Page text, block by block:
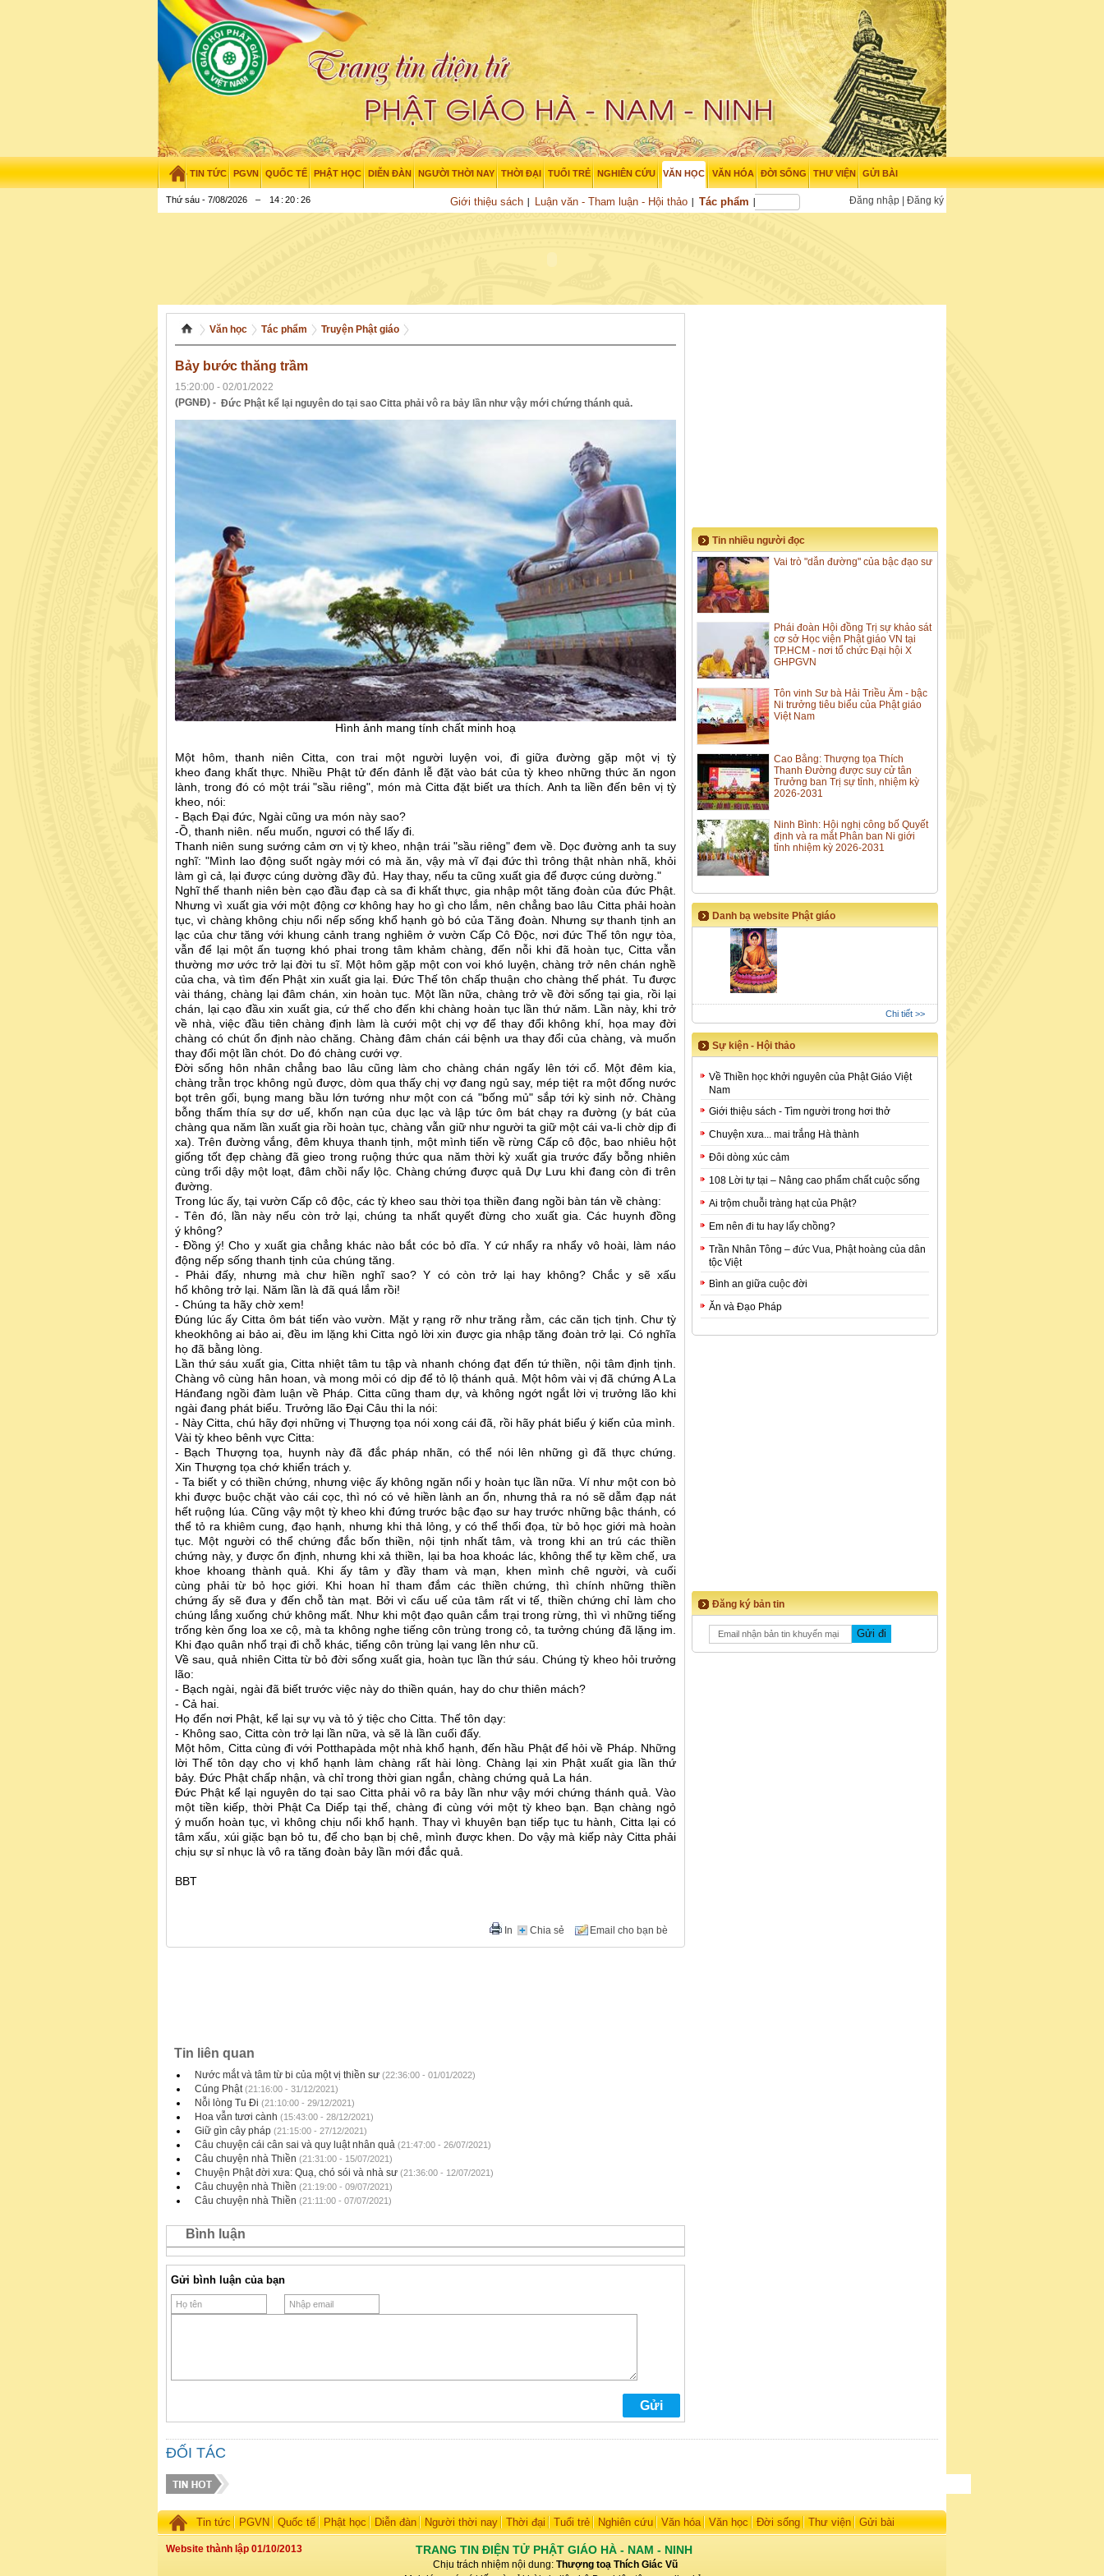
TIN TỨC PGVN QUỐC TẾ PHẬT HỌC DIỄN ĐÀN NGƯỜI THỜI NAY THỜI ĐẠI TUỔI TRẺ NGHIÊN CỨU VĂN HỌC
Giới thiệu sách Luận văn - Tham luận - Hội thảo Tác phẩm
VĂN HÓA ĐỜI SỐNG THƯ VIỆN GỬI BÀI
Thứ sáu - 7/08/2026 – 14 : 20 : 27 Đăng nhập Đăng ký
Văn học Tác phẩm Truyện Phật giáo
Bảy bước thăng trầm
15:20:00 - 02/01/2022
(PGNĐ) - Đức Phật kể lại nguyên do tại sao Citta phải vô ra bảy lần như vậy mới chứng thánh quả.
Hình ảnh mang tính chất minh hoạ
Một hôm, thanh niên Citta, con trai một người luyện voi, đi giữa đường gặp một vị tỳ
kheo đang khất thực. Nhiều Phật tử đến đảnh lễ đặt vào bát của tỳ kheo những thức ăn ngon
lành, trong đó có một trái "sầu riêng", món mà Citta đặt biết ưa thích. Anh ta liền đến bên vị tỳ
kheo, nói:
- Bạch Đại đức, Ngài cũng ưa món này sao?
-Ồ, thanh niên. nếu muốn, ngươi có thể lấy đi.
Thanh niên sung sướng cảm ơn vị tỳ kheo, nhận trái "sầu riêng" đem về. Dọc đường anh ta suy
nghĩ: "Mình lao động suốt ngày mới có mà ăn, vậy mà vĩ đại đức thì trông thật nhàn nhã, khỏi
làm gì cả, lại được cúng dường đầy đủ. Hay thay, nếu ta cũng xuất gia để được cúng dường."
Nghĩ thế thanh niên bèn cạo đầu đạp cà sa đi khất thực, gia nhập một tăng đoàn của đức Phật.
Nhưng vì xuất gia với một động cơ không hay ho gì cho lắm, nên chẳng bao lâu Citta phải hoàn
tục, vì chàng không chịu nổi nếp sống khổ hạnh gò bó của Tăng đoàn. Nhưng sự thanh tịnh an
lạc của chư tăng với khung cảnh trang nghiêm ở vườn Cấp Cô Độc, nơi đức Thế tôn ngự tòa,
vẫn để lại một ấn tuợng khó phai trong tâm khảm chàng, đến nỗi khi đã hoàn tục, Citta vẫn
thường mơ ước trở lại đời tu sĩ. Một hôm gặp một con voi khó luyện, chàng trở nên chán nghề
của cha, và tìm đến Phật xin xuất gia lại. Đức Thế tôn chấp thuận cho chàng thế phát. Tu được
vài tháng, chàng lại đâm chán, xin hoàn tục. Một lần nữa, chàng trở về đời sống tại gia, rồi lại
chán, lại cạo đầu xin xuất gia, cứ thế cho đến khi chàng hoàn tục lần thứ năm. Lần này, khi trở
về nhà, việc đầu tiên chàng định làm là cưới một chị vợ để thay đổi không khí, họa may đời
chàng có chút ổn định nào chăng. Chàng đâm chán cái bệnh ưa thay đổi của chàng, và muốn
thay đổi một lần chót. Do đó chàng cưới vợ.
Đời sống hôn nhân chẳng bao lâu cũng làm cho chàng chán ngấy lên tới cổ. Một đêm kia,
chàng trằn trọc không ngủ được, dòm qua thấy chị vợ đang ngủ say, mép tiệt ra một đống nước
bọt trên gối, bụng mang bầu lớn tướng như một con cá "bống mủ" sắp tới kỳ sinh nở. Chàng
bỗng thấm thía sự dơ uế, khốn nạn của dục lạc và lập tức ôm bát chạy ra đường (y bát của
chàng qua năm lần xuất gia rồi hoàn tục, chàng vẫn giữ như người ta giữ một cái va-li chờ dịp đi
xa). Trên đường vắng, đêm khuya thanh tịnh, một mình tiến về rừng Cấp cô độc, bao nhiêu hột
giống tốt đẹp chàng đã gieo trong ruộng thức qua năm thời kỳ xuất gia trước đấy bỗng nhiên
cùng trổi dậy một loạt, đâm chồi nẩy lộc. Chàng chứng được quả Dự Lưu khi đang còn đi trên
đường.
Trong lúc ấy, tại vườn Cấp cô độc, các tỳ kheo sau thời tọa thiền đang ngồi bàn tán về chàng:
- Tên đó, lần này nếu còn trở lại, chúng ta nhất quyết đừng cho xuất gia. Các huynh đồng
ý không?
- Đồng ý! Cho y xuất gia chẳng khác nào bắt cóc bỏ dĩa. Y cứ nhẩy ra nhẩy vô hoài, làm náo
động nếp sống thanh tịnh của chúng tăng.
- Phải đấy, nhưng mà chư hiền nghĩ sao? Y có còn trở lại hay không? Chắc y sẽ xấu
hổ không trở lại. Năm lần là đã quá lắm rồi!
- Chúng ta hãy chờ xem!
Đúng lúc ấy Citta ôm bát tiến vào vườn. Mặt y rạng rỡ như trăng rằm, các căn tịch tịnh. Chư tỳ
kheokhông ai bảo ai, đều im lặng khi Citta ngỏ lời xin được gia nhập tăng đoàn trở lại. Có nghĩa
họ đã bằng lòng.
Lần thứ sáu xuất gia, Citta nhiệt tâm tu tập và nhanh chóng đạt đến tứ thiền, nội tâm định tịnh.
Chàng vô cùng hân hoan, và mong mỏi có dịp để tỏ lộ thánh quả. Một hôm vài vị đã chứng A La
Hánđang ngồi đàm luận về Pháp. Citta cũng tham dự, và không ngớt ngắt lời vị trưởng lão khi
ngài đang phát biểu. Trưởng lão Đại Câu thi la nói:
- Này Citta, chú hãy đợi những vị Thượng tọa nói xong cái đã, rồi hãy phát biểu ý kiến của mình.
Vài tỳ kheo bênh vực Citta:
- Bạch Thượng tọa, huynh này đã đắc pháp nhãn, có thể nói lên những gì đã thực chứng.
Xin Thượng tọa chớ khiển trách y.
- Ta biết y có thiền chứng, nhưng việc ấy không ngăn nổi y hoàn tục lần nữa. Ví như một con bò
khi được buộc chặt vào cái cọc, thì nó có vẻ hiền lành an ổn, nhưng thả ra nó sẽ dẫm đạp nát
hết ruộng lúa. Cũng vậy một tỳ kheo khi đứng trước bậc đạo sư hay trước những bậc thánh, có
thể tỏ ra khiêm cung, đạo hạnh, nhưng khi thả lỏng, y có thể thối đọa, từ bỏ học giới mà hoàn
tục. Một người có thể chứng đắc bốn thiền, nội tịnh nhất tâm, và trong khi an trú các thiền
chứng này, y được ổn định, nhưng khi xả thiền, lại ba hoa khoác lác, không thể tự kềm chế, ưa
khoe khoang thành quả. Khi ấy tâm y đầy tham và mạn, khen mình chê người, và cuối
cùng phải từ bỏ học giới. Khi hoan hỉ tham đắm các thiền chứng, thì chính những thiền
chứng ấy sẽ đưa y đến chỗ tàn mạt. Bởi vì cấu uế của tâm rất vi tế, thiền chứng chỉ làm cho
chúng lắng xuống chứ không mất. Như khi một đạo quân cắm trại trong rừng, thì vì những tiếng
trống kèn ống loa xe cộ, mà ta không nghe tiếng côn trùng trong cỏ, ta tưởng chúng đã lặng im.
Khi đạo quân nhổ trại đi chỗ khác, tiếng côn trùng lại vang lên như cũ.
Về sau, quả nhiên Citta từ bỏ đời sống xuất gia, hoàn tục lần thứ sáu. Chúng tỳ kheo hỏi trưởng
lão:
- Bạch ngài, ngài đã biết trước việc này do thiền quán, hay do chư thiên mách?
- Cả hai.
Họ đến nơi Phật, kể lại sự vụ và tỏ ý tiệc cho Citta. Thế tôn dạy:
- Không sao, Citta còn trở lại lần nữa, và sẽ là lần cuối đấy.
Một hôm, Citta cùng đi với Potthapàda một nhà khổ hạnh, đến hầu Phật để hỏi về Pháp. Những
lời Thế tôn dạy cho vị khổ hạnh làm chàng rất hài lòng. Chàng lại xin Phật xuất gia lần thứ
bảy. Đức Phật chấp nhận, và chỉ trong thời gian ngắn, chàng chứng quả La hán.
Đức Phật kể lại nguyên do tại sao Citta phải vô ra bảy lần như vậy mới chứng thánh quả. Vào
một tiền kiếp, thời Phật Ca Diếp tại thế, chàng đi cùng với một tỳ kheo bạn. Bạn chàng ngỏ
ý muốn hoàn tục, vì không chịu nổi khổ hạnh. Thay vì khuyên bạn tiếp tục tu hành, Citta lại có
tâm xấu, xúi giặc bạn bỏ tu, để cho bạn bị chê, mình được khen. Do vậy mà kiếp này Citta phải
chịu sự sỉ nhục là vô ra tăng đoàn bảy lần mới đắc quả.
BBT
Chia sẻ
In Email cho bạn bè
Tin liên quan
Nước mắt và tâm từ bi của một vị thiền sư (22:36:00 - 01/01/2022)
Cúng Phật (21:16:00 - 31/12/2021)
Nỗi lòng Tu Đi (21:10:00 - 29/12/2021)
Hoa vẫn tươi cành (15:43:00 - 28/12/2021)
Giữ gìn cây pháp (21:15:00 - 27/12/2021)
Câu chuyện cái cân sai và quy luật nhân quả (21:47:00 - 26/07/2021)
Câu chuyện nhà Thiền (21:31:00 - 15/07/2021)
Chuyện Phật đời xưa: Quạ, chó sói và nhà sư (21:36:00 - 12/07/2021)
Câu chuyện nhà Thiền (21:19:00 - 09/07/2021)
Câu chuyện nhà Thiền (21:11:00 - 07/07/2021)
Bình luận
Gửi bình luận của bạn
Tin nhiều người đọc
Vai trò "dẫn đường" của bậc đạo sư
Phái đoàn Hội đồng Trị sự khảo sát
cơ sở Học viện Phật giáo VN tại
TP.HCM - nơi tổ chức Đại hội X
GHPGVN
Tôn vinh Sư bà Hải Triều Âm - bậc
Ni trưởng tiêu biểu của Phật giáo
Việt Nam
Cao Bằng: Thượng tọa Thích
Thanh Đường được suy cử tân
Trưởng ban Trị sự tỉnh, nhiệm kỳ
2026-2031
Ninh Bình: Hội nghị công bố Quyết
định và ra mắt Phân ban Ni giới
tỉnh nhiệm kỳ 2026-2031
Danh bạ website Phật giáo
Chi tiết >>
Sự kiện - Hội thảo
Về Thiền học khởi nguyên của Phật Giáo Việt
Nam
Giới thiệu sách - Tìm người trong hơi thở
Chuyện xưa... mai trắng Hà thành
Đôi dòng xúc cảm
108 Lời tự tại – Nâng cao phẩm chất cuộc sống
Ai trộm chuỗi tràng hạt của Phật?
Em nên đi tu hay lấy chồng?
Trần Nhân Tông – đức Vua, Phật hoàng của dân
tộc Việt
Bình an giữa cuộc đời
Ăn và Đạo Pháp
Đăng ký bản tin
ĐỐI TÁC
Tin tức PGVN Quốc tế Phật học Diễn đàn Người thời nay Thời đại Tuổi trẻ Nghiên cứu Văn hóa Văn học Đời sống Thư viện Gửi bài
Website thành lập 01/10/2013 TRANG TIN ĐIỆN TỬ PHẬT GIÁO HÀ - NAM - NINH
Chịu trách nhiệm nội dung: Thượng toạ Thích Giác Vũ